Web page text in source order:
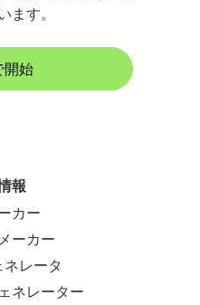
ます。
開始
報
カー
ーカー
レータ
ネレーター